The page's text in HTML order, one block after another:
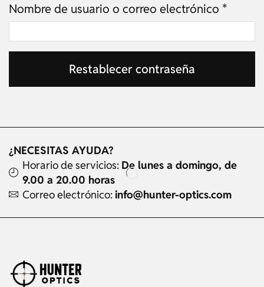
Nombre de usuario o correo electrónico *
Restablecer contraseña
¿NECESITAS AYUDA?
Horario de servicios: De lunes a domingo, de
9.00 a 20.00 horas
Correo electrónico: info@hunter-optics.com